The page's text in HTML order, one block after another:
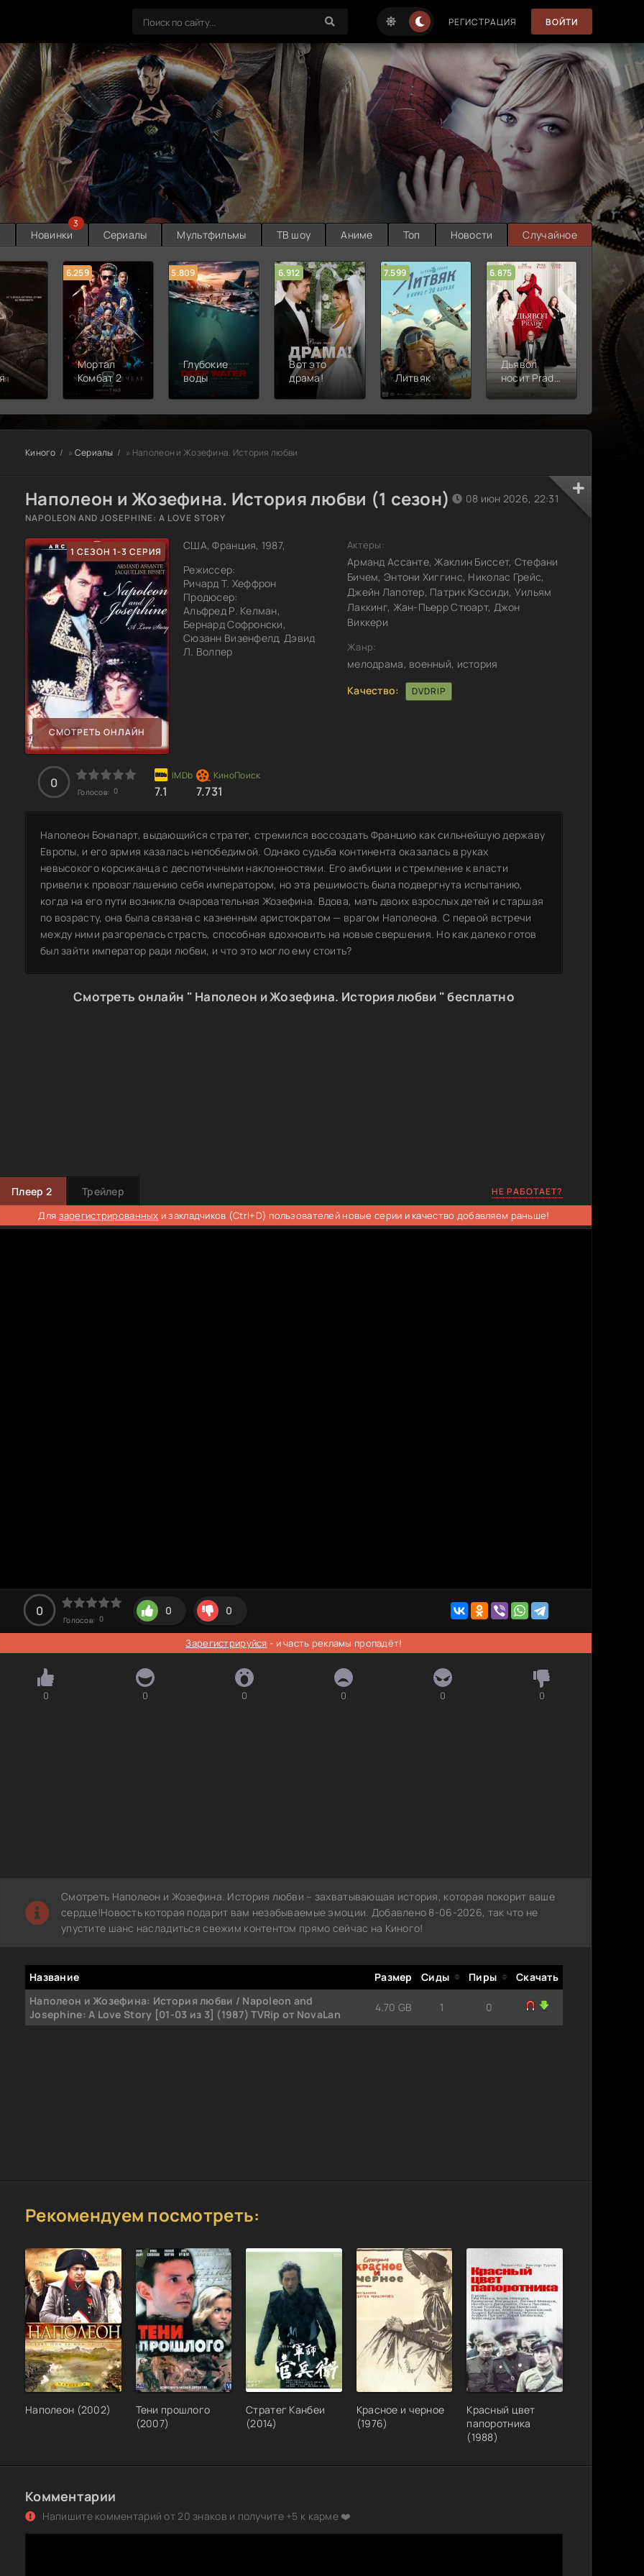
РЕГИСТРАЦИЯ ВОЙТИ
Новинки
3
Сериалы Мультфильмы ТВ шоу Аниме Топ Новости Случайное
6.259
Мортал
Комбат 2
5.809
Глубокие
воды
6.912
Вот это
драма!
7.599
Литвяк
6.875
Дьявол
носит Prada
2
6.314
Киного » Сериалы » Наполеон и Жозефина. История любви
Наполеон и Жозефина. История любви (1 сезон)
NAPOLEON AND JOSEPHINE: A LOVE STORY
1 СЕЗОН 1-3 СЕРИЯ
СМОТРЕТЬ ОНЛАЙН
США, Франция, 1987,
Режиссер:
Ричард Т. Хеффрон
Продюсер:
Альфред Р. Келман,
Бернард Софронски,
Сюзанн Визенфелд, Дэвид
Л. Волпер
08 июн 2026, 22:31
Актеры:
Арманд Ассанте, Жаклин Биссет, Стефани
Бичем, Энтони Хиггинс, Николас Грейс,
Джейн Лапотер, Патрик Кэссиди, Уильям
Лаккинг, Жан-Пьерр Стюарт, Джон
Виккери
Жанр:
мелодрама, военный, история
Качество:
DVDRIP
0
Голосов: 0 7.1 7.731
Наполеон Бонапарт, выдающийся стратег, стремился воссоздать Францию как сильнейшую державу
Европы, и его армия казалась непобедимой. Однако судьба континента оказалась в руках
невысокого корсиканца с деспотичными наклонностями. Его амбиции и стремление к власти
привели к провозглашению себя императором, но эта решимость была подвергнута испытанию,
когда на его пути возникла очаровательная Жозефина. Вдова, мать двоих взрослых детей и старшая
по возрасту, она была связана с казненным аристократом — врагом Наполеона. С первой встречи
между ними разгорелась страсть, способная вдохновить на новые свершения. Но как далеко готов
был зайти император ради любви, и что это могло ему стоить?
Смотреть онлайн " Наполеон и Жозефина. История любви " бесплатно
Плеер 2 Трейлер НЕ РАБОТАЕТ?
Для зарегистрированных и закладчиков (Ctrl+D) пользователей новые серии и качество добавляем раньше!
0
Голосов: 0
0 0
Зарегистрируйся - и часть рекламы пропадёт!
0 0 0 0 0 0
Смотреть Наполеон и Жозефина. История любви – захватывающая история, которая покорит ваше
сердце!Новость которая подарит вам незабываемые эмоции. Добавлено 8-06-2026, так что не
упустите шанс насладиться свежим контентом прямо сейчас на Киного!
Название Размер Сиды Пиры
Скачать
Наполеон и Жозефина: История любви / Napoleon and
Josephine: A Love Story [01-03 из 3] (1987) TVRip от NovaLan
4.70 GB 1 0
Рекомендуем посмотреть:
Наполеон (2002)
Тени прошлого
(2007)
Стратег Канбеи
(2014)
Красное и черное
(1976)
Красный цвет
папоротника
(1988)
Комментарии
Напишите комментарий от 20 знаков и получите +5 к карме ❤️